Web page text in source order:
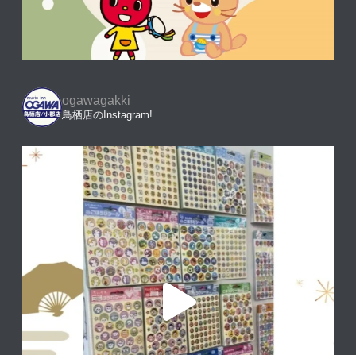
ogawagakki
鳥栖店のInstagram!